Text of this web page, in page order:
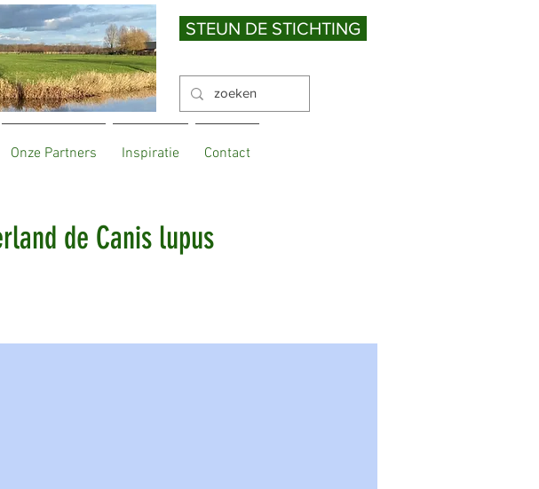
STEUN DE STICHTING
de Canis lupus
Onze Partners Inspiratie Contact